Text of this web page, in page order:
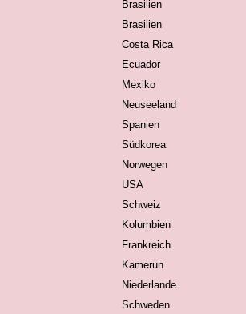
Brasilien
Brasilien
Costa Rica
Ecuador
Mexiko
Neuseeland
Spanien
Südkorea
Norwegen
USA
Schweiz
Kolumbien
Frankreich
Kamerun
Niederlande
Schweden